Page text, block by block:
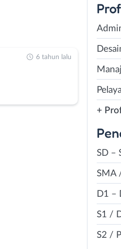
6 tahun lalu
+
SD –
SMA
D1 –
S1 /
S2 /